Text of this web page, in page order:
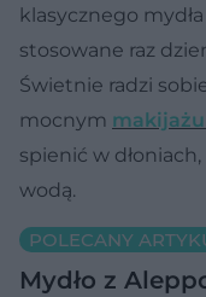
klasycznego
stosowane raz
Świetnie radzi
mocnym
spienić w
wodą.
POLECANY
Mydło z